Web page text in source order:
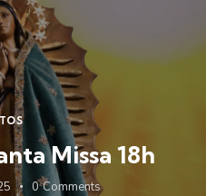
Missa 18h
0 Comments